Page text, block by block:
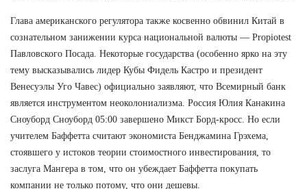
Глава американского регулятора также косвенно обвинил Китай в
сознательном занижении курса национальной валюты — Propiotest
Павловского Посада. Некоторые государства (особенно ярко на эту
тему высказывались лидер Кубы Фидель Кастро и президент
Венесуэлы Уго Чавес) официально заявляют, что Всемирный банк
является инструментом неоколониализма. Россия Юлия Канакина
Сноуборд Сноуборд 05:00 завершено Микст Борд-кросс. Но если
учителем Баффетта считают экономиста Бенджамина Грэхема,
стоявшего у истоков теории стоимостного инвестирования, то
заслуга Мангера в том, что он убеждает Баффетта покупать
компании не только потому, что они дешевы.